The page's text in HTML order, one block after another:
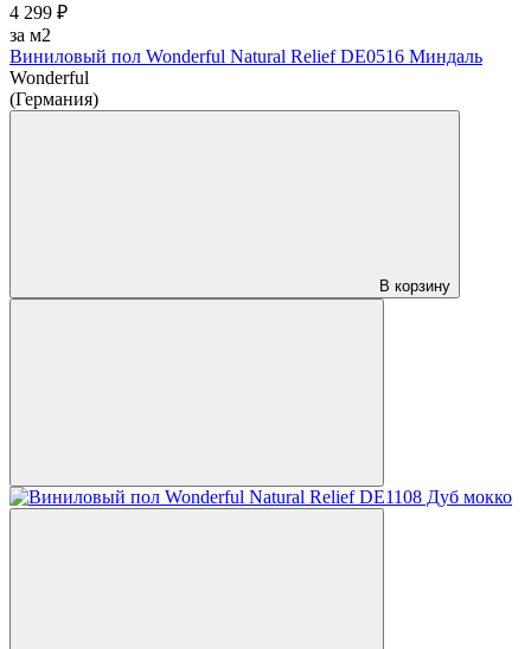
4 299 ₽
за м2
Виниловый пол Wonderful Natural Relief DE0516 Миндаль
Wonderful
(Германия)
В корзину